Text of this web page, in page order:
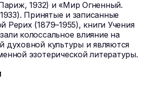
1932) и «Мир Огненный.
Принятые и записанные
Рерих (1879–1955), книги Учения
колоссальное влияние на
духовной культуры и являются
эзотерической литературы.